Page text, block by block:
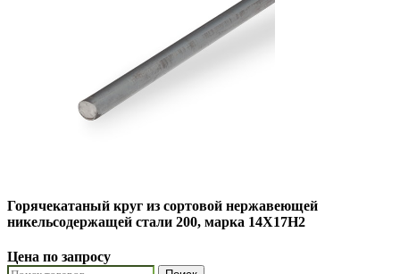
Горячекатаный круг из сортовой нержавеющей
никельсодержащей стали 200, марка 14Х17Н2
Цена по запросу